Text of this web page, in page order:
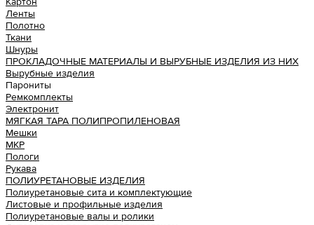
Ленты
Полотно
Ткани
Шнуры
ПРОКЛАДОЧНЫЕ МАТЕРИАЛЫ И ВЫРУБНЫЕ ИЗДЕЛИЯ ИЗ НИХ
Вырубные изделия
Парониты
Ремкомплекты
Электронит
МЯГКАЯ ТАРА ПОЛИПРОПИЛЕНОВАЯ
Мешки
МКР
Пологи
Рукава
ПОЛИУРЕТАНОВЫЕ ИЗДЕЛИЯ
Полиуретановые сита и комплектующие
Листовые и профильные изделия
Полиуретановые валы и ролики